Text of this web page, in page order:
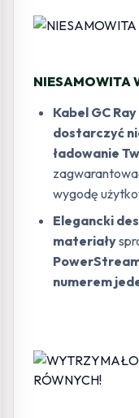
NIESAMOWITA
Kabel GC
dostarczyć
ładowanie
wygodę
Elegancki
materiały
numerem